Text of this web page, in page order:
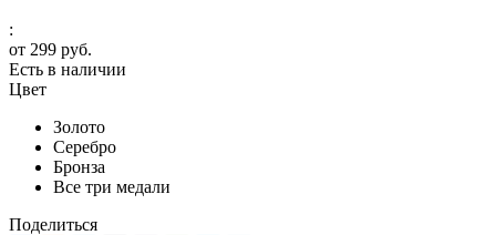
:
от 299 руб.
Есть в наличии
Цвет
Золото
Серебро
Бронза
Все три медали
Поделиться